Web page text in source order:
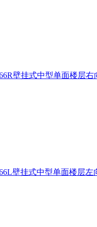
壁挂式中型单面楼层右
壁挂式中型单面楼层左